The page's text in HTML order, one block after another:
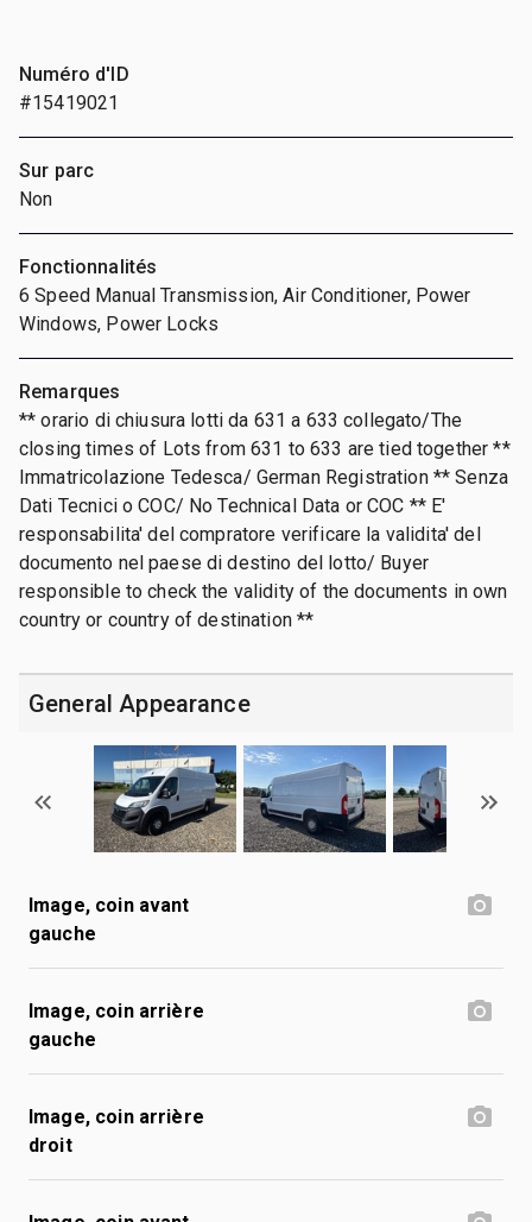
Numéro d'ID
#15419021
Sur parc
Non
Fonctionnalités
6 Speed Manual Transmission, Air Conditioner, Power
Windows, Power Locks
Remarques
** orario di chiusura lotti da 631 a 633 collegato/The
closing times of Lots from 631 to 633 are tied together **
Immatricolazione Tedesca/ German Registration ** Senza
Dati Tecnici o COC/ No Technical Data or COC ** E'
responsabilita' del compratore verificare la validita' del
documento nel paese di destino del lotto/ Buyer
responsible to check the validity of the documents in own
country or country of destination **
General Appearance
Image, coin avant
gauche
Image, coin arrière
gauche
Image, coin arrière
droit